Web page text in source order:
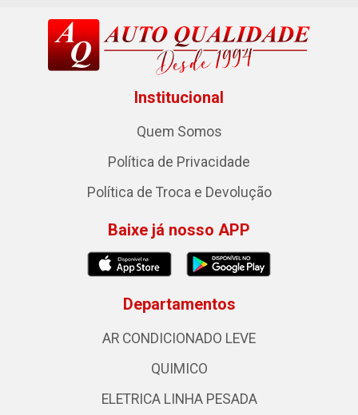
Institucional
Quem Somos
Política de Privacidade
Política de Troca e Devolução
Baixe já nosso APP
Departamentos
AR CONDICIONADO LEVE
QUIMICO
ELETRICA LINHA PESADA